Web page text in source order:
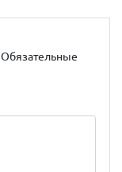
Обязательные